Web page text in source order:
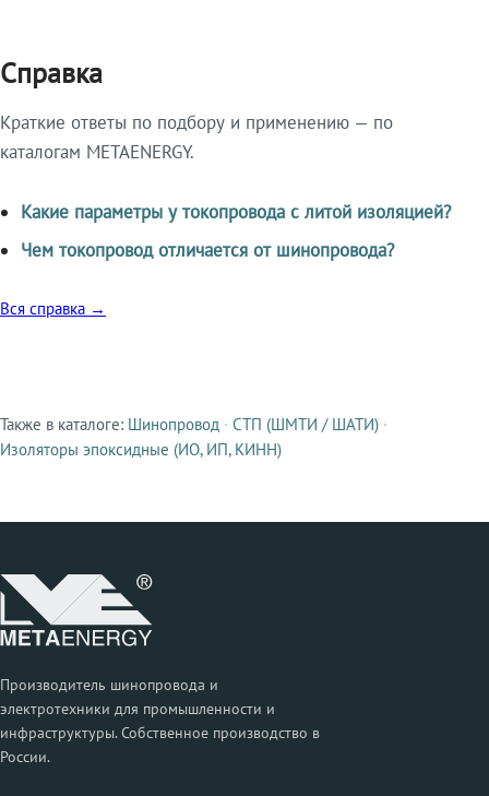
Справка
Краткие ответы по подбору и применению — по
каталогам METAENERGY.
Какие параметры у токопровода с литой изоляцией?
Чем токопровод отличается от шинопровода?
Вся справка →
Смежные продукты
Также в каталоге: Шинопровод · СТП (ШМТИ / ШАТИ) ·
Изоляторы эпоксидные (ИО, ИП, КИНН)
Производитель шинопровода и
электротехники для промышленности и
инфраструктуры. Собственное производство в
России.